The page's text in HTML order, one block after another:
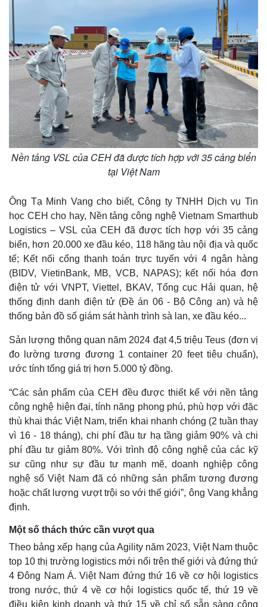
Pháp luật
Vụ án
Tin nóng
Tư vấn luật
Quân sự - Quốc phòng
Vũ khí
Việt Nam
Phân tích
Thể thao
Ô tô - Xe máy
Nền tảng VSL của CEH đã được tích hợp với 35 cảng biển
tại Việt Nam
Ông Tạ Minh Vang cho biết, Công ty TNHH Dịch vụ Tin
học CEH cho hay, Nền tảng công nghệ Vietnam Smarthub
Logistics – VSL của CEH đã được tích hợp với 35 cảng
biển, hơn 20.000 xe đầu kéo, 118 hãng tàu nội địa và quốc
tế; Kết nối cổng thanh toán trực tuyến với 4 ngân hàng
(BIDV, VietinBank, MB, VCB, NAPAS); kết nối hóa đơn
điện tử với VNPT, Viettel, BKAV, Tổng cục Hải quan, hệ
thống định danh điện tử (Đề án 06 - Bộ Công an) và hệ
thống bản đồ số giám sát hành trình sà lan, xe đầu kéo...
Sản lượng thông quan năm 2024 đạt 4,5 triệu Teus (đơn vị
đo lường tương đương 1 container 20 feet tiêu chuẩn),
ước tính tổng giá trị hơn 5.000 tỷ đồng.
“Các sản phẩm của CEH đều được thiết kế với nền tảng
công nghệ hiện đại, tính năng phong phú, phù hợp với đặc
thù khai thác Việt Nam, triển khai nhanh chóng (2 tuần thay
vì 16 - 18 tháng), chi phí đầu tư hạ tầng giảm 90% và chi
phí đầu tư giảm 80%. Với trình độ công nghệ của các kỹ
sư cũng như sự đầu tư mạnh mẽ, doanh nghiệp công
nghệ số Việt Nam đã có những sản phẩm tương đương
hoặc chất lượng vượt trội so với thế giới”, ông Vang khẳng
định.
Một số thách thức cần vượt qua
Theo bảng xếp hạng của Agility năm 2023, Việt Nam thuộc
top 10 thị trường logistics mới nổi trên thế giới và đứng thứ
4 Đông Nam Á. Việt Nam đứng thứ 16 về cơ hội logistics
trong nước, thứ 4 về cơ hội logistics quốc tế, thứ 19 về
điều kiện kinh doanh và thứ 15 về chỉ số sẵn sàng công